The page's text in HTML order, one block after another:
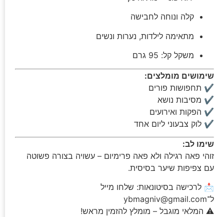
קלה ונוחה לחבישה
מתאימה לילדות, נערות ונשים
משקל קל: 95 גרם
שימושים מומלצים:
✔ תחפושות פורים
✔ מסיבות נושא
✔ הפקות ואירועים
✔ לוק צבעוני ליום אחד
שימו לב:
זוהי פאה רגילה ולא פאה פרימיום – עשויה בצורה פשוטה
עם צפיפות שיער בסיסית.
📩 לרכישה בסיטונאות: שלחו מייל
ל־ybmagniv@gmail.com
⚠️ המלאי מוגבל – מומלץ להזמין מראש!